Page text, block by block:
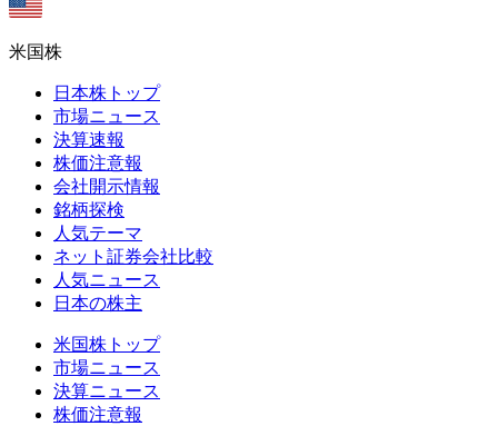
米国株
日本株トップ
市場ニュース
決算速報
株価注意報
会社開示情報
銘柄探検
人気テーマ
ネット証券会社比較
人気ニュース
日本の株主
米国株トップ
市場ニュース
決算ニュース
株価注意報